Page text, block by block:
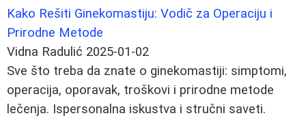
Kako Rešiti Ginekomastiju: Vodič za Operaciju i
Prirodne Metode
Vidna Radulić 2025-01-02
Sve što treba da znate o ginekomastiji: simptomi,
operacija, oporavak, troškovi i prirodne metode
lečenja. Ispersonalna iskustva i stručni saveti.